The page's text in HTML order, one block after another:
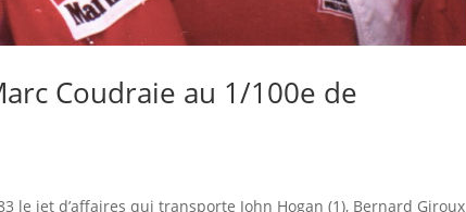
Coudraie au 1/100e de
le jet d’affaires qui transporte John Hogan (1), Bernard Giroux